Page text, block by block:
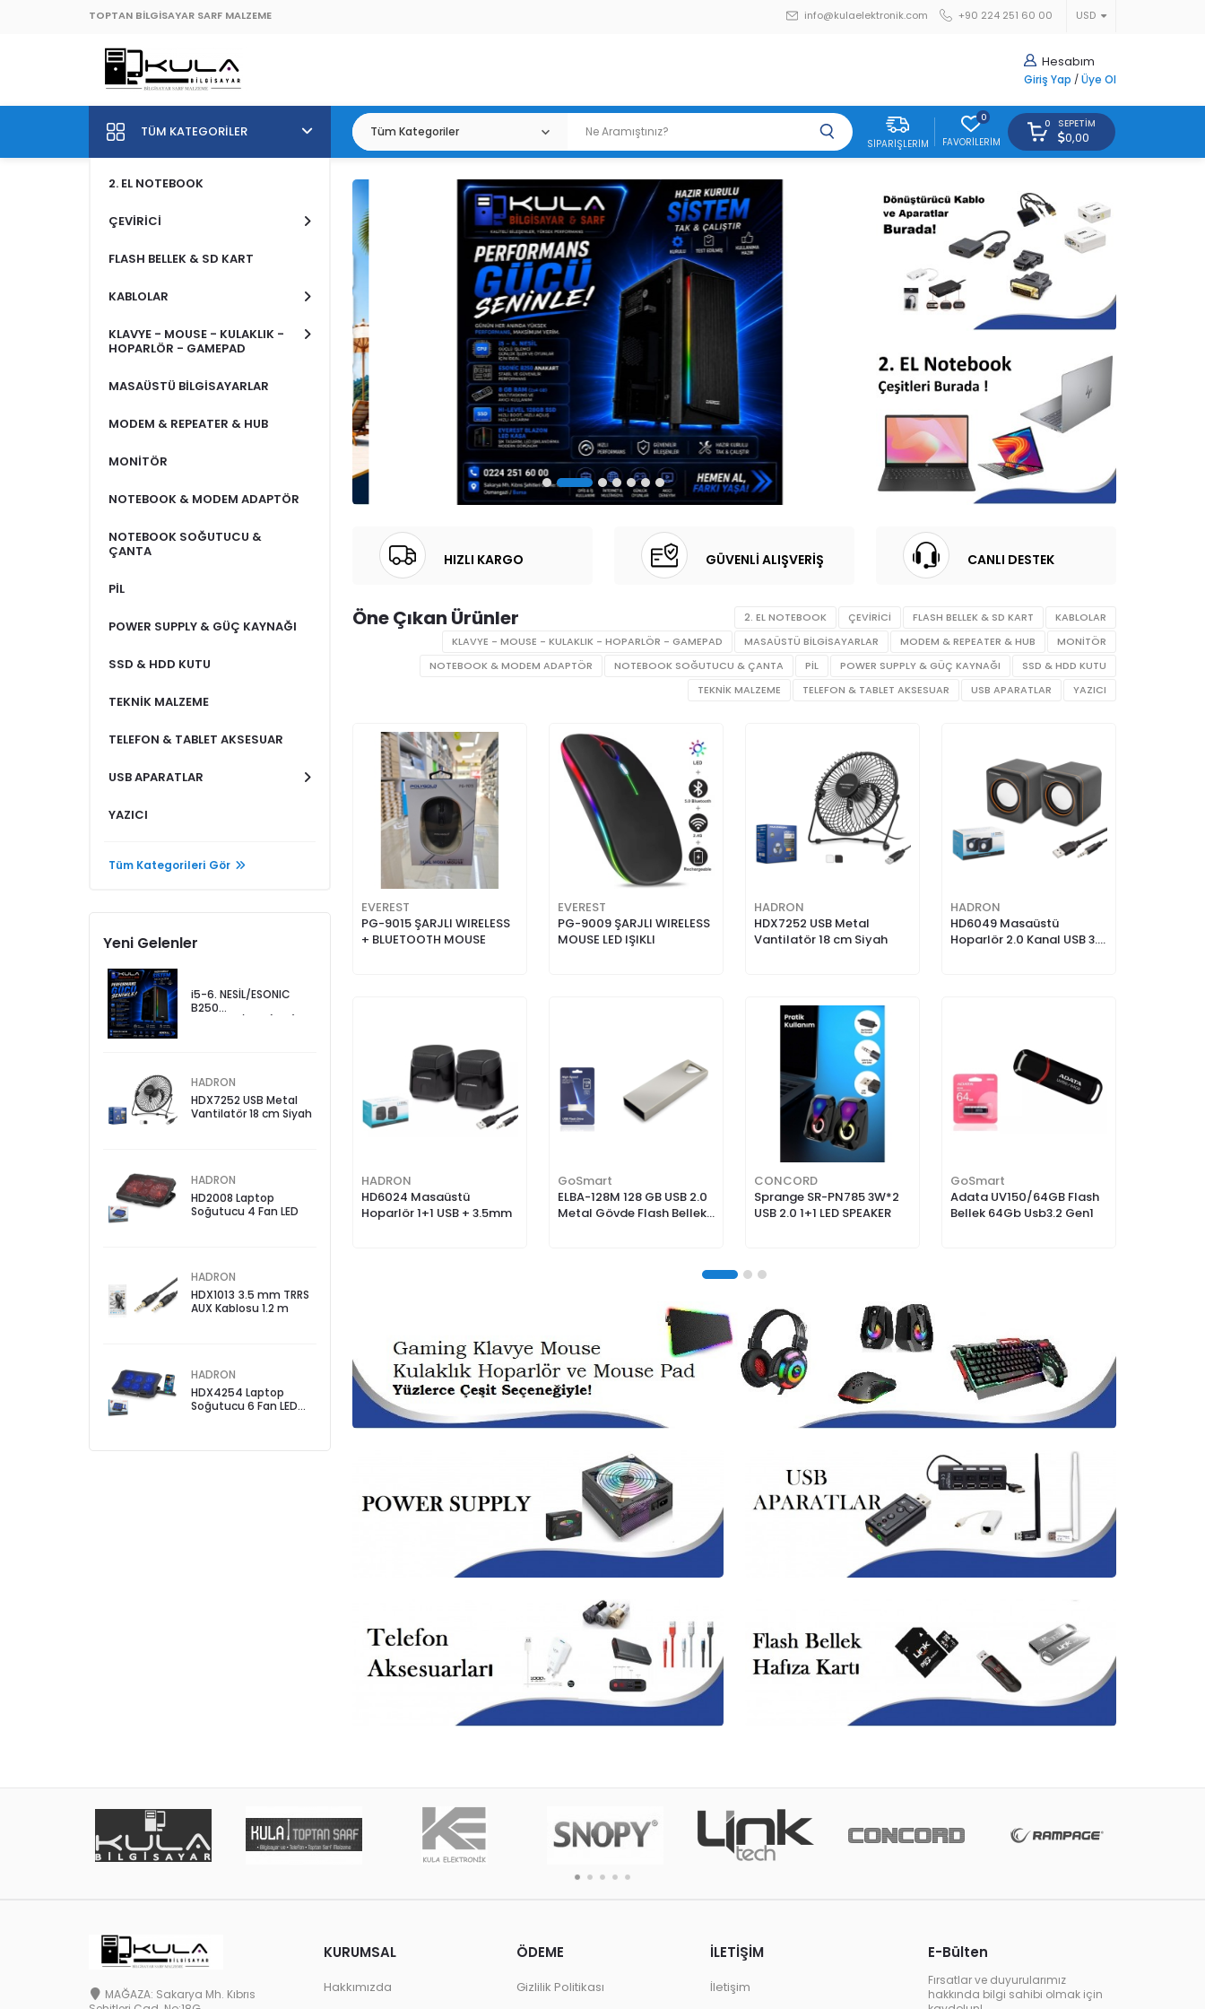
TOPTAN BİLGİSAYAR SARF MALZEME USD
info@kulaelektronik.com +90 224 251 60 00
Hesabım
Giriş Yap / Üye Ol
TÜM KATEGORILER
2. EL NOTEBOOK
ÇEVİRİCİ
FLASH BELLEK & SD KART
KABLOLAR
KLAVYE - MOUSE - KULAKLIK -
HOPARLÖR - GAMEPAD
MASAÜSTÜ BİLGİSAYARLAR
MODEM & REPEATER & HUB
MONİTÖR
NOTEBOOK & MODEM ADAPTÖR
NOTEBOOK SOĞUTUCU &
ÇANTA
PİL
POWER SUPPLY & GÜÇ KAYNAĞI
SSD & HDD KUTU
TEKNİK MALZEME
TELEFON & TABLET AKSESUAR
USB APARATLAR
YAZICI
Tüm Kategorileri Gör
SIPARIŞLERIM
0
FAVORILERIM
0 SEPETIM
0,00
HIZLI KARGO GÜVENLİ ALIŞVERİŞ CANLI DESTEK
Öne Çıkan Ürünler 2. EL NOTEBOOK ÇEVİRİCİ FLASH BELLEK & SD KART KABLOLAR
KLAVYE - MOUSE - KULAKLIK - HOPARLÖR - GAMEPAD MASAÜSTÜ BİLGİSAYARLAR MODEM & REPEATER & HUB MONİTÖR
NOTEBOOK & MODEM ADAPTÖR NOTEBOOK SOĞUTUCU & ÇANTA PİL POWER SUPPLY & GÜÇ KAYNAĞI SSD & HDD KUTU
TEKNİK MALZEME TELEFON & TABLET AKSESUAR USB APARATLAR YAZICI
EVEREST
PG-9015 ŞARJLI WIRELESS
+ BLUETOOTH MOUSE
EVEREST
PG-9009 ŞARJLI WIRELESS
MOUSE LED IŞIKLI
HADRON
HDX7252 USB Metal
Vantilatör 18 cm Siyah
HADRON
HD6049 Masaüstü
Hoparlör 2.0 Kanal USB 3.5
HADRON
HD6024 Masaüstü
Hoparlör 1+1 USB + 3.5mm
GoSmart
ELBA-128M 128 GB USB 2.0
Metal Gövde Flash Bellek
CONCORD
Sprange SR-PN785 3W*2
USB 2.0 1+1 LED SPEAKER
GoSmart
Adata UV150/64GB Flash
Bellek 64Gb Usb3.2 Gen1
Yeni Gelenler
i5-6. NESİL/ESONIC
B250
HADRON
HDX7252 USB Metal
Vantilatör 18 cm Siyah
HADRON
HD2008 Laptop
Soğutucu 4 Fan LED
HADRON
HDX1013 3.5 mm TRRS
AUX Kablosu 1.2 m
HADRON
HDX4254 Laptop
Soğutucu 6 Fan LED
MAĞAZA: Sakarya Mh. Kıbrıs
E-Bülten
Fırsatlar ve duyurularımız
hakkında bilgi sahibi olmak için
KURUMSAL
Hakkımızda
ÖDEME
Gizlilik Politikası
İLETİŞİM
İletişim